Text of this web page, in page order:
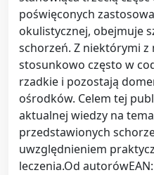
poświęconych
okulistycznej, obejmuje
schorzeń. Z niektórymi z
stosunkowo często w
rzadkie i pozostają
ośrodków. Celem tej
aktualnej wiedzy na
przedstawionych
uwzględnieniem
leczenia.Od